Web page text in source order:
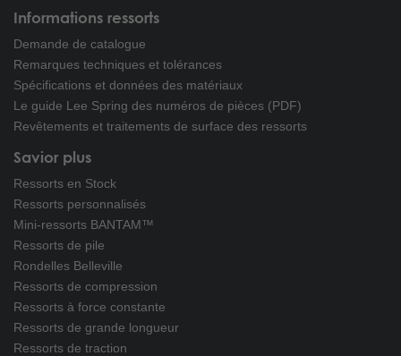
Informations ressorts
Demande de catalogue
Remarques techniques et tolérances
Spécifications et données des matériaux
Le guide Lee Spring des numéros de pièces (PDF)
Revêtements et traitements de surface des ressorts
Savior plus
Ressorts en Stock
Ressorts personnalisés
Mini-ressorts BANTAM™
Ressorts de pile
Rondelles Belleville
Ressorts de compression
Ressorts à force constante
Ressorts de grande longueur
Ressorts de traction